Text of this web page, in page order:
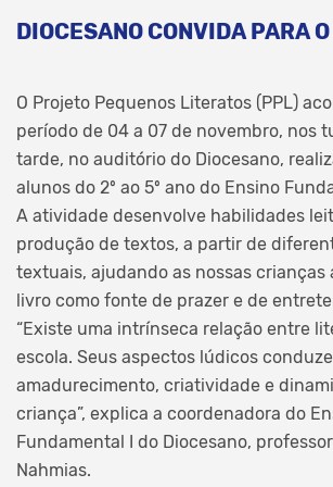
DIOCESANO CONVIDA PARA
O Projeto Pequenos Literatos (PPL)
período de 04 a 07 de novembro, nos
tarde, no auditório do Diocesano,
alunos do 2º ao 5º ano do Ensino
A atividade desenvolve habilidades
produção de textos, a partir de
textuais, ajudando as nossas crianças
livro como fonte de prazer e de
“Existe uma intrínseca relação entre
escola. Seus aspectos lúdicos
amadurecimento, criatividade e
criança”, explica a coordenadora do
Fundamental I do Diocesano,
Nahmias.